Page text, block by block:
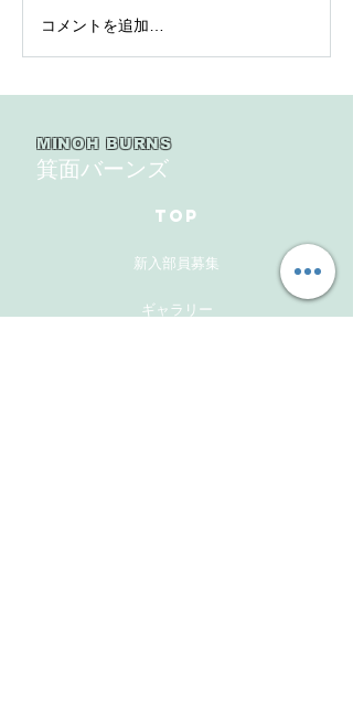
2025年度 Bクラス 関西団
地連盟 第110回中央決勝
コメントを追加…
MINOH BURNS
箕面バーンズ
TOP
新入部員募集
ギャラリー